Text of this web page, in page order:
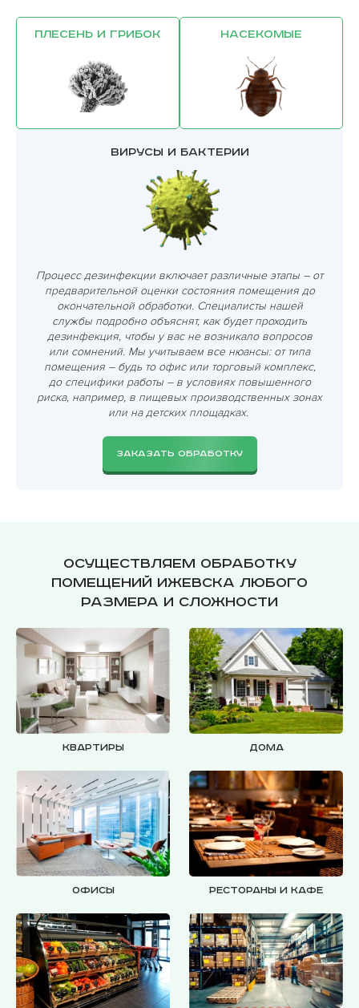
Плесень и грибок Насекомые
Вирусы и бактерии
Процесс дезинфекции включает различные этапы – от
предварительной оценки состояния помещения до
окончательной обработки. Специалисты нашей
службы подробно объяснят, как будет проходить
дезинфекция, чтобы у вас не возникало вопросов
или сомнений. Мы учитываем все нюансы: от типа
помещения – будь то офис или торговый комплекс,
до специфики работы – в условиях повышенного
риска, например, в пищевых производственных зонах
или на детских площадках.
ЗАКАЗАТЬ ОБРАБОТКУ
Осуществляем обработку
помещений Ижевска любого
размера и сложности
Квартиры Дома
Офисы Рестораны и кафе